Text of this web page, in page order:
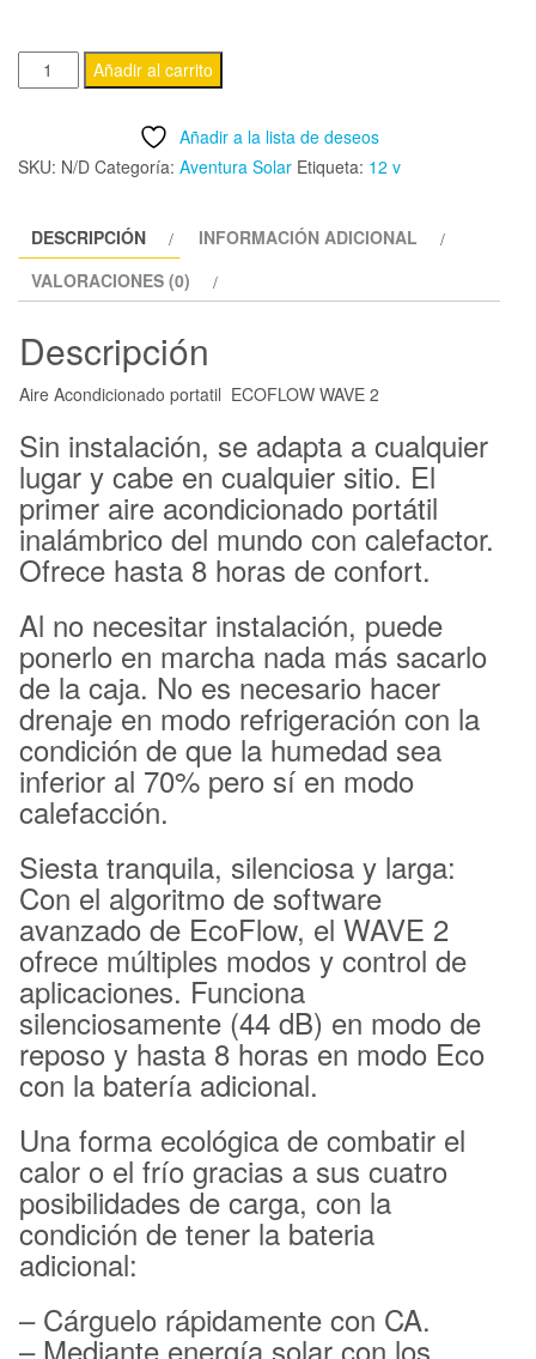
Aire
Acondicionado
ECOFLOW
cantidad
Añadir al carrito
Añadir a la lista de deseos
SKU: N/D Categoría: Aventura Solar Etiqueta: 12 v
DESCRIPCIÓN
INFORMACIÓN ADICIONAL
VALORACIONES (0)
Descripción
Aire Acondicionado portatil ECOFLOW WAVE 2
Sin instalación, se adapta a cualquier
lugar y cabe en cualquier sitio. El
primer aire acondicionado portátil
inalámbrico del mundo con calefactor.
Ofrece hasta 8 horas de confort.
Al no necesitar instalación, puede
ponerlo en marcha nada más sacarlo
de la caja. No es necesario hacer
drenaje en modo refrigeración con la
condición de que la humedad sea
inferior al 70% pero sí en modo
calefacción.
Siesta tranquila, silenciosa y larga:
Con el algoritmo de software
avanzado de EcoFlow, el WAVE 2
ofrece múltiples modos y control de
aplicaciones. Funciona
silenciosamente (44 dB) en modo de
reposo y hasta 8 horas en modo Eco
con la batería adicional.
Una forma ecológica de combatir el
calor o el frío gracias a sus cuatro
posibilidades de carga, con la
condición de tener la bateria
adicional:
– Cárguelo rápidamente con CA.
– Mediante energía solar con los